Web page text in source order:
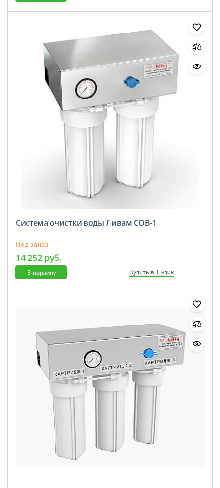
Система очистки воды Ливам СОВ-1
Под заказ
14 252 руб.
В корзину Купить в 1 клик